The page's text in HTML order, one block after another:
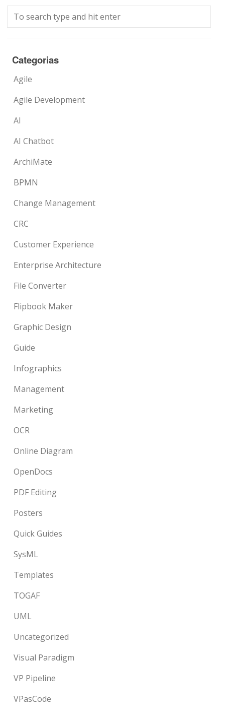
Categorias
Agile
Agile Development
AI
AI Chatbot
ArchiMate
BPMN
Change Management
CRC
Customer Experience
Enterprise Architecture
File Converter
Flipbook Maker
Graphic Design
Guide
Infographics
Management
Marketing
OCR
Online Diagram
OpenDocs
PDF Editing
Posters
Quick Guides
SysML
Templates
TOGAF
UML
Uncategorized
Visual Paradigm
VP Pipeline
VPasCode